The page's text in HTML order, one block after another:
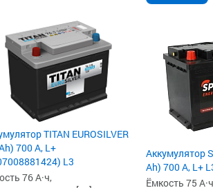
TITAN EUROSILVER
700 А, L+
L3
76 А·ч,
Аккумулятор
Ah) 700 А, L+
Ёмкость 75